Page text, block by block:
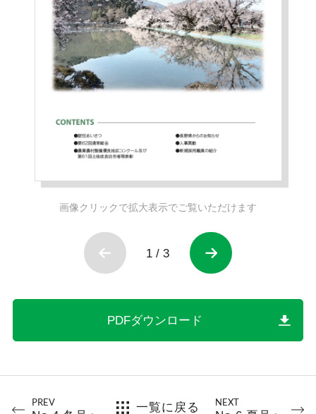
1 /3
画像クリックで拡大表示でご覧いただけます
PDFダウンロード
PREV 一覧に戻る NEXT